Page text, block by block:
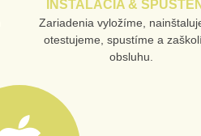
INŠTALÁCIA &
Zariadenia vyložíme,
otestujeme, spustíme a
obsluhu.